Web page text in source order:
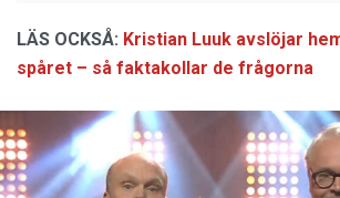
LÄS OCKSÅ: Kristian Luuk avslöjar
spåret – så faktakollar de frågorna